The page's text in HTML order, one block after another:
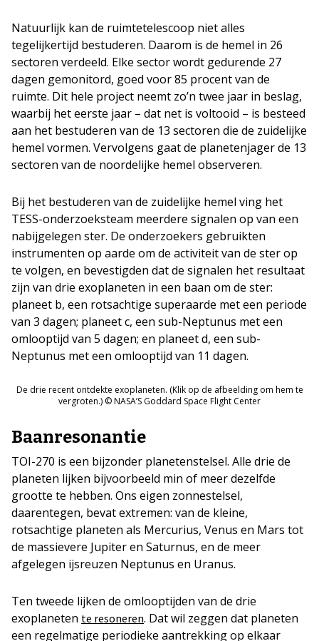
Natuurlijk kan de ruimtetelescoop niet alles
tegelijkertijd bestuderen. Daarom is de hemel in 26
sectoren verdeeld. Elke sector wordt gedurende 27
dagen gemonitord, goed voor 85 procent van de
ruimte. Dit hele project neemt zo’n twee jaar in beslag,
waarbij het eerste jaar – dat net is voltooid – is besteed
aan het bestuderen van de 13 sectoren die de zuidelijke
hemel vormen. Vervolgens gaat de planetenjager de 13
sectoren van de noordelijke hemel observeren.
Bij het bestuderen van de zuidelijke hemel ving het
TESS-onderzoeksteam meerdere signalen op van een
nabijgelegen ster. De onderzoekers gebruikten
instrumenten op aarde om de activiteit van de ster op
te volgen, en bevestigden dat de signalen het resultaat
zijn van drie exoplaneten in een baan om de ster:
planeet b, een rotsachtige superaarde met een periode
van 3 dagen; planeet c, een sub-Neptunus met een
omlooptijd van 5 dagen; en planeet d, een sub-
Neptunus met een omlooptijd van 11 dagen.
De drie recent ontdekte exoplaneten. (Klik op de afbeelding om hem te
vergroten.) © NASA’S Goddard Space Flight Center
Baanresonantie
TOI-270 is een bijzonder planetenstelsel. Alle drie de
planeten lijken bijvoorbeeld min of meer dezelfde
grootte te hebben. Ons eigen zonnestelsel,
daarentegen, bevat extremen: van de kleine,
rotsachtige planeten als Mercurius, Venus en Mars tot
de massievere Jupiter en Saturnus, en de meer
afgelegen ijsreuzen Neptunus en Uranus.
Ten tweede lijken de omlooptijden van de drie
exoplaneten te resoneren. Dat wil zeggen dat planeten
een regelmatige periodieke aantrekking op elkaar